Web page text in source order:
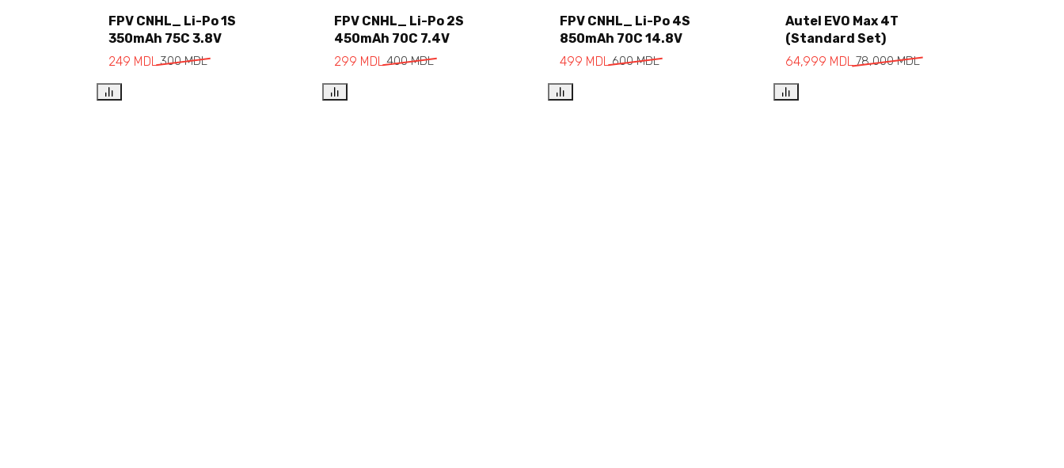
Add to cart
FPV CNHL_ Li-Po 1S
350mAh 75C 3.8V
300MDL
249 MDL
Add to cart
FPV CNHL_ Li-Po 2S
450mAh 70C 7.4V
400MDL
299 MDL
Add to cart
FPV CNHL_ Li-Po 4S
850mAh 70C 14.8V
600MDL
499 MDL
Add to cart
Autel EVO Max 4T
(Standard Set)
78,000MDL
64,999 MDL